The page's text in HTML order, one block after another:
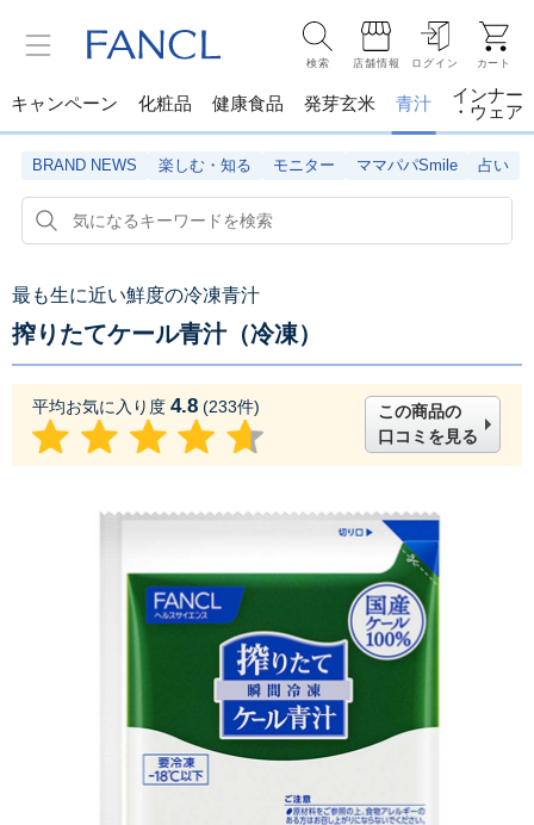
検索 店舗情報 ログイン カート
キャンペーン 化粧品 健康食品 発芽玄米 青汁
インナー
・ウェア
BRAND NEWS 楽しむ・知る モニター ママパパSmile 占い
最も生に近い鮮度の冷凍青汁
搾りたてケール青汁（冷凍）
平均お気に入り度 4.8 (233件)
この商品の
口コミを見る